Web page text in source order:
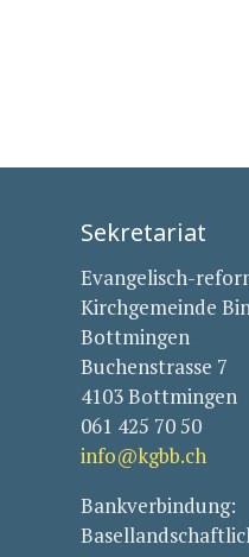
Sekretariat
Evangelisch-
Kirchgemeinde
Bottmingen
Buchenstrasse 7
4103 Bottmingen
061 425 70 50
info@kgbb.ch
Bankverbindung: